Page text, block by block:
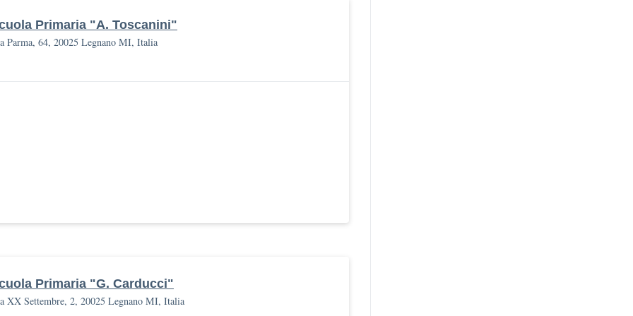
Primaria "A. Toscanini"
Parma, 64, 20025 Legnano MI, Italia
Primaria "G. Carducci"
XX Settembre, 2, 20025 Legnano MI, Italia